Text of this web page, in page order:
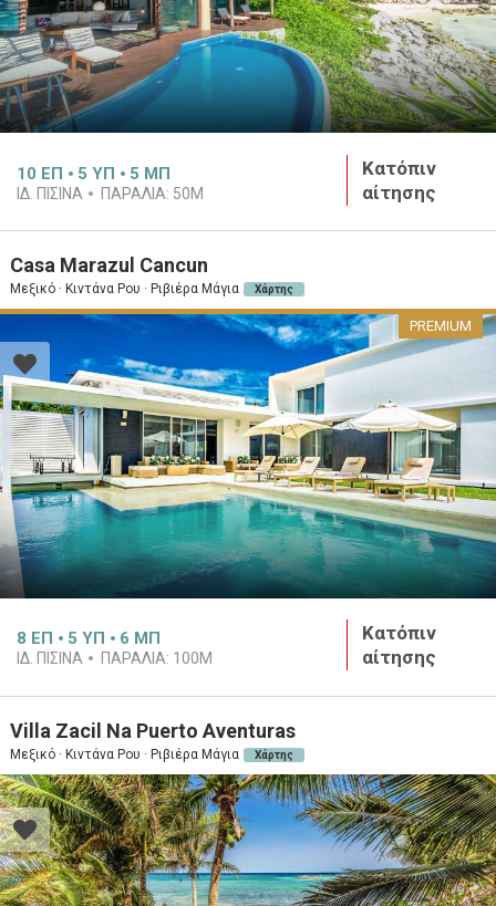
10 ΕΠ 5 ΥΠ 5 ΜΠ
ΙΔ. ΠΙΣΊΝΑ ΠΑΡΑΛΊΑ: 50M
Κατόπιν
αίτησης
Casa Marazul Cancun
Μεξικό · Κιντάνα Ρου · Ριβιέρα Μάγια Χάρτης
PREMIUM
8 ΕΠ 5 ΥΠ 6 ΜΠ
ΙΔ. ΠΙΣΊΝΑ ΠΑΡΑΛΊΑ: 100M
Κατόπιν
αίτησης
Villa Zacil Na Puerto Aventuras
Μεξικό · Κιντάνα Ρου · Ριβιέρα Μάγια Χάρτης